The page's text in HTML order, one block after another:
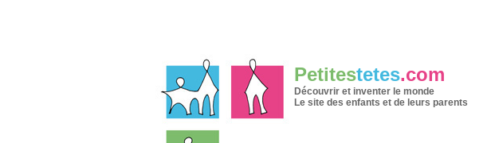
Petitestetes.com
Découvrir et inventer le monde
Le site des enfants et de leurs parents